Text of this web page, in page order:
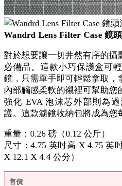
Wandrd Lens Filter Case 鏡
對於想要讓一切井然有序的攝
必備品。這款小巧保護盒可
鏡，只需單手即可輕鬆拿取，
內部觸感柔軟的襯裡可幫助您
強化 EVA 泡沫芯外部則為
護。這款濾鏡收納包將成為您
重量：0.26 磅（0.12 公斤）
尺寸：4.75 英吋高 X 4.75 英
X 12.1 X 4.4 公分）
售價